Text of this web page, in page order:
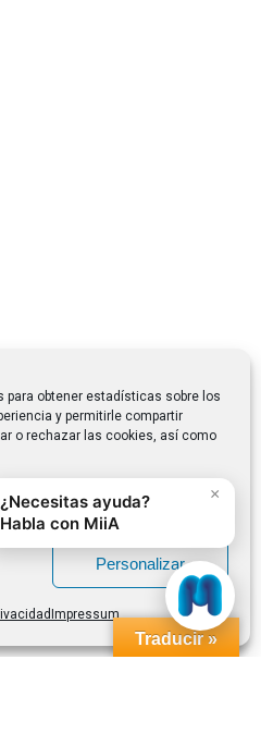
para obtener estadísticas sobre los
y permitirle compartir
o rechazar las cookies, así como
Personalizar
Impressum
Traducir »